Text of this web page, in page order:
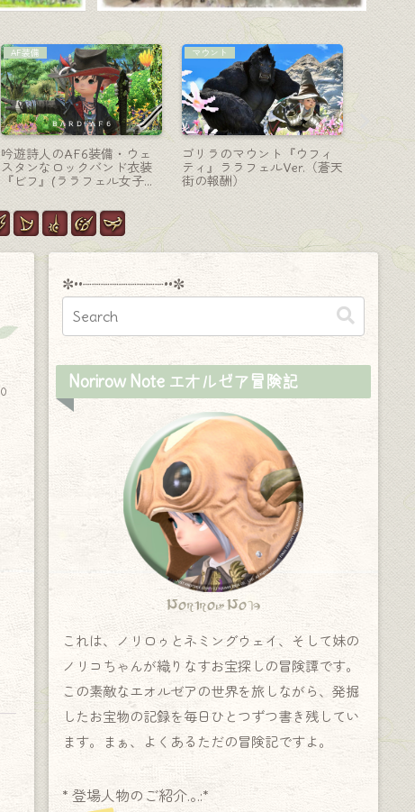
踊り子-投擲
ピンクに光る妖艶で美味し
そうな踊り子武器『ゴール
ドチタン・ウォーコイト』
ナイト-剣盾
羽根と泡が舞うビスマルク
のナイト装備『エクスパン
スソード＆シールド』
薔薇の
スフィ
✼••┈┈┈┈┈┈┈┈┈••✼
Norirow Note エオルゼア冒険記
Norirow Note
これは、ノリロゥとネミングウェイ、そして妹の
ノリコちゃんが織りなすお宝探しの冒険譚です。
この素敵なエオルゼアの世界を旅しながら、発掘
したお宝物の記録を毎日ひとつずつ書き残してい
ます。まぁ、よくあるただの冒険記ですよ。
* 登場人物のご紹介.｡.:*